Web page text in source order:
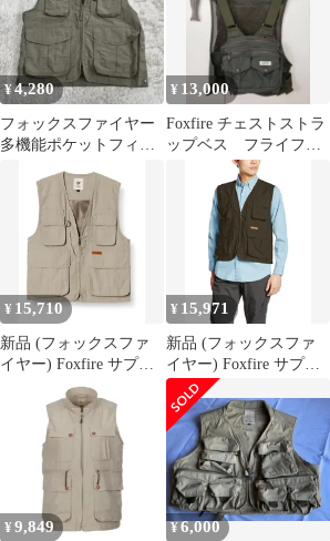
¥4,280
フォックスファイヤー
多機能ポケットフィッ
¥ 13,000
Foxfire チェストストラ
ップベス フライフィ
ッシング ルアー
¥ 15,710
新品 (フォックスファ
イヤー) Foxfire サプレ
ックスガイド ベスト II
5610055 カーキ M
¥ 15,971
新品 (フォックスファ
イヤー) Foxfire サプレ
ックスガイド ベスト II
5610055 チャコール M
¥ 9,849 ¥6,000